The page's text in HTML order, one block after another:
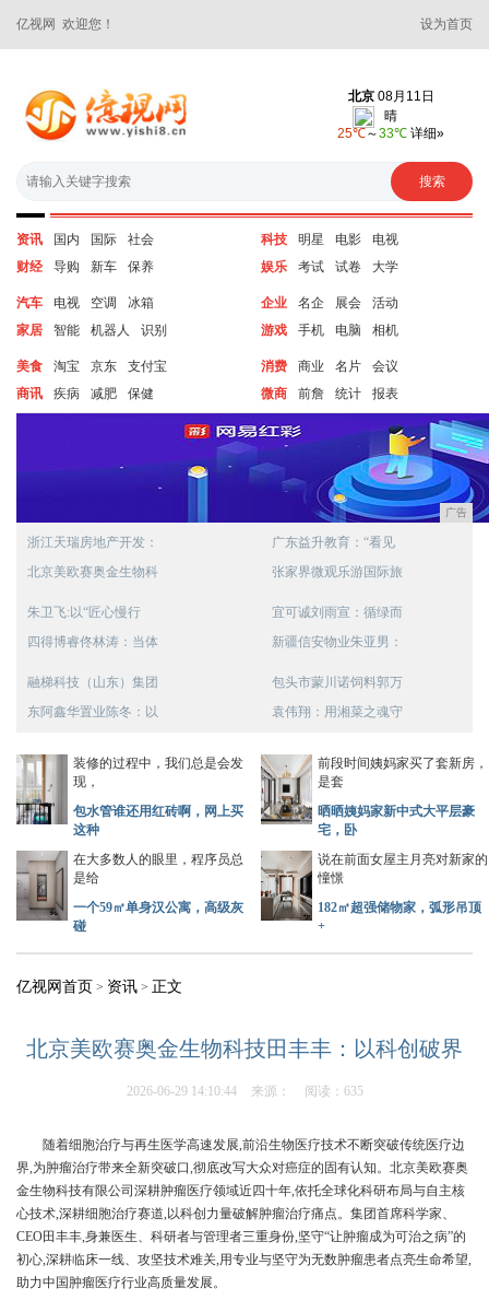
亿视网 欢迎您！ 设为首页
资讯 国内 国际
社会
财经
导购 新车 保养
科技 明星 电影
电视
娱乐
考试 试卷 大学
汽车 电视 空调
冰箱
家居
智能 机器人 识别
企业 名企 展会
活动
游戏
手机 电脑 相机
美食 淘宝 京东
支付宝
商讯
疾病 减肥 保健
消费 商业 名片
会议
微商
前詹 统计 报表
广告
浙江天瑞房地产开发：
北京美欧赛奥金生物科
广东益升教育：“看见
张家界微观乐游国际旅
朱卫飞:以“匠心慢行
四得博睿佟林涛：当体
宜可诚刘雨宣：循绿而
新疆信安物业朱亚男：
融梯科技（山东）集团
东阿鑫华置业陈冬：以
包头市蒙川诺饲料郭万
袁伟翔：用湘菜之魂守
装修的过程中，我们总是会发
现，
包水管谁还用红砖啊，网上买
这种
前段时间姨妈家买了套新房，
是套
晒晒姨妈家新中式大平层豪
宅，卧
在大多数人的眼里，程序员总
是给
一个59㎡单身汉公寓，高级灰
碰
说在前面女屋主月亮对新家的
憧憬
182㎡超强储物家，弧形吊顶
+
亿视网首页 > 资讯 > 正文
北京美欧赛奥金生物科技田丰丰：以科创破界
2026-06-29 14:10:44 来源： 阅读：635
随着细胞治疗与再生医学高速发展,前沿生物医疗技术不断突破传统医疗边
界,为肿瘤治疗带来全新突破口,彻底改写大众对癌症的固有认知。北京美欧赛奥
金生物科技有限公司深耕肿瘤医疗领域近四十年,依托全球化科研布局与自主核
心技术,深耕细胞治疗赛道,以科创力量破解肿瘤治疗痛点。集团首席科学家、
CEO田丰丰,身兼医生、科研者与管理者三重身份,坚守“让肿瘤成为可治之病”的
初心,深耕临床一线、攻坚技术难关,用专业与坚守为无数肿瘤患者点亮生命希望,
助力中国肿瘤医疗行业高质量发展。